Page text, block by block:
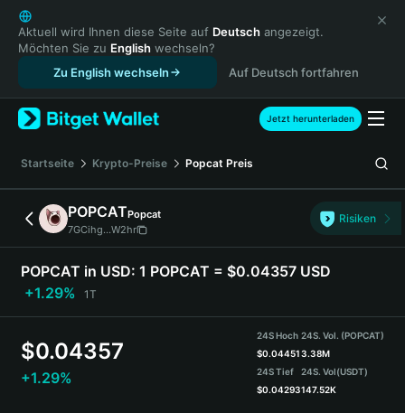
English
日本語
Tiếng Việt
Русский
Español (Latinoamérica)
Türkçe
Français
Deutsch
简体中文
繁體中文
Português (Portugal)
Bahasa Indonesia
ภาษาไทย
हिन्दी
Español
Português (Brasil)
Aktuell wird Ihnen diese Seite auf Deutsch angezeigt.
Möchten Sie zu English wechseln?
Zu English wechseln
Auf Deutsch fortfahren
Jetzt herunterladen
Startseite Krypto-Preise Popcat Preis
POPCATPopcat
7GCihg...W2hr
Risiken
POPCAT in USD: 1 POPCAT = $0.04357 USD
+1.29%
1T
$0.04357
+1.29%
24S Hoch
$0.04451
24S Tief
$0.04293
24S. Vol. (POPCAT)
3.38M
24S. Vol(USDT)
147.52K